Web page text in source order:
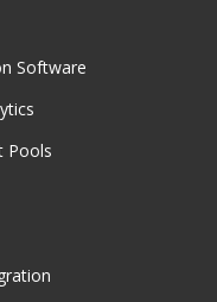
Software
Pools